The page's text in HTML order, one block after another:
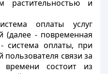
растительностью и
оплаты услуг
(далее - повременная
система оплаты, при
связи за
времени состоит из